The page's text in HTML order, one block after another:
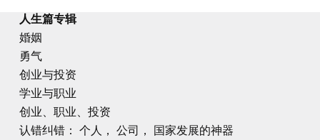
人生篇专辑
婚姻
勇气
创业与投资
学业与职业
创业、职业、投资
认错纠错： 个人， 公司， 国家发展的神器